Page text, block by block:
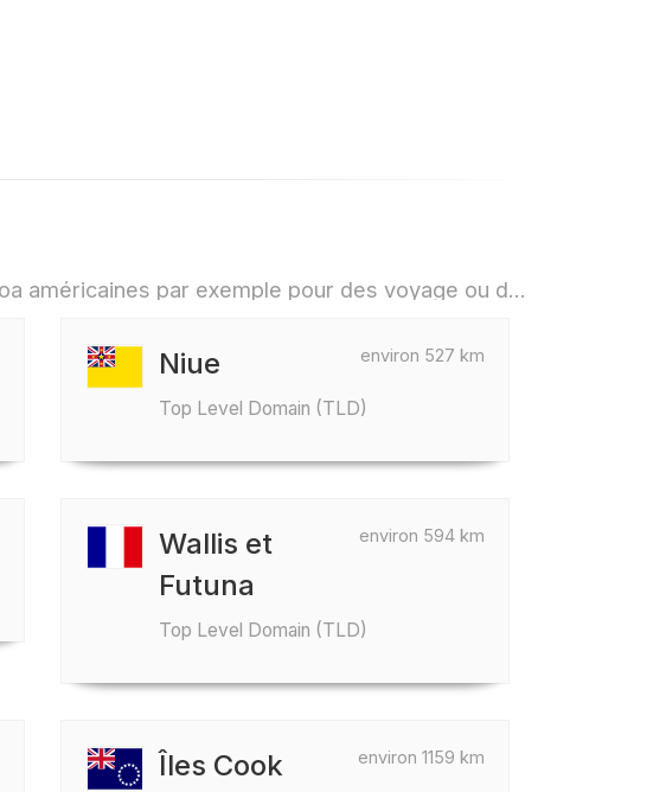
Quels pays se situent aux alentours de Samoa américaines par exemple pour des voyage ou des vols
environ 527 km
Niue
Top Level Domain (TLD)
environ 594 km
Wallis et
Futuna
Top Level Domain (TLD)
environ 1159 km
Îles Cook